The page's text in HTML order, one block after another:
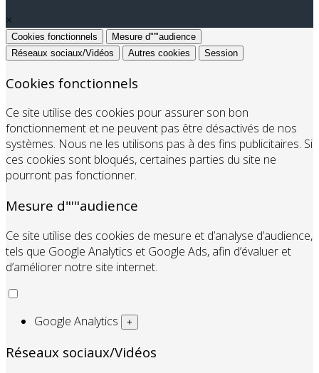
×
Cookies fonctionnels
Mesure d"'"audience
Réseaux sociaux/Vidéos
Autres cookies Session
Cookies fonctionnels
Ce site utilise des cookies pour assurer son bon
fonctionnement et ne peuvent pas être désactivés de nos
systèmes. Nous ne les utilisons pas à des fins publicitaires. Si
ces cookies sont bloqués, certaines parties du site ne
pourront pas fonctionner.
Mesure d"'"audience
Ce site utilise des cookies de mesure et d’analyse d’audience,
tels que Google Analytics et Google Ads, afin d’évaluer et
d’améliorer notre site internet.
Google Analytics +
Réseaux sociaux/Vidéos